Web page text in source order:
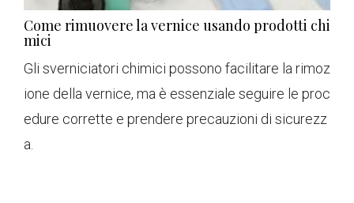
Come rimuovere la vernice usando prodotti chi
mici
Gli sverniciatori chimici possono facilitare la rimoz
ione della vernice, ma è essenziale seguire le proc
edure corrette e prendere precauzioni di sicurezz
a.